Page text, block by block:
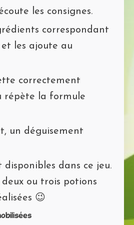
les consignes.
correspondant
les ajoute au
correctement
répète la formule
un déguisement
disponibles dans ce jeu.
deux ou trois potions
😉